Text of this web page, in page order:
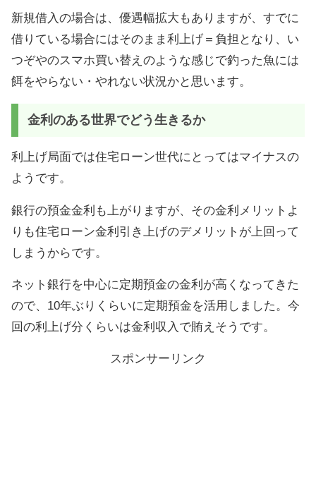
新規借入の場合は、優遇幅拡大もありますが、すでに
借りている場合にはそのまま利上げ＝負担となり、い
つぞやのスマホ買い替えのような感じで釣った魚には
餌をやらない・やれない状況かと思います。
金利のある世界でどう生きるか
利上げ局面では住宅ローン世代にとってはマイナスの
ようです。
銀行の預金金利も上がりますが、その金利メリットよ
りも住宅ローン金利引き上げのデメリットが上回って
しまうからです。
ネット銀行を中心に定期預金の金利が高くなってきた
ので、10年ぶりくらいに定期預金を活用しました。今
回の利上げ分くらいは金利収入で賄えそうです。
スポンサーリンク